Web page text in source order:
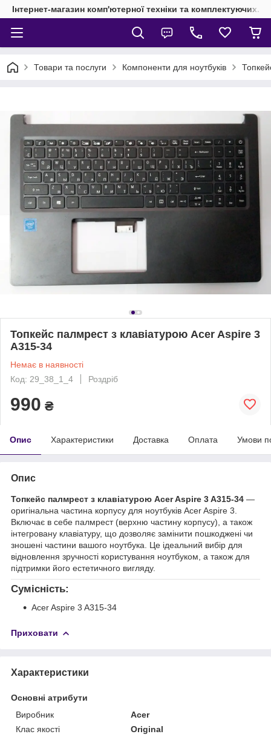
Інтернет-магазин комп'ютерної техніки та комплектуючих.
Товари та послуги Компоненти для ноутбуків
Топкейс палмрест з клавіатурою Acer Aspire 3
A315-34
Немає в наявності
Код: 29_38_1_4
Роздріб
990 ₴
Опис Характеристики Доставка Оплата Умови
Опис
Топкейс палмрест з клавіатурою Acer Aspire 3 A315-34 —
оригінальна частина корпусу для ноутбуків Acer Aspire 3.
Включає в себе палмрест (верхню частину корпусу), а також
інтегровану клавіатуру, що дозволяє замінити пошкоджені чи
зношені частини вашого ноутбука. Це ідеальний вибір для
відновлення зручності користування ноутбуком, а також для
підтримки його естетичного вигляду.
Сумісність:
Acer Aspire 3 A315-34
Приховати
Характеристики
Основні атрибути
Виробник
Acer
Клас якості
Original